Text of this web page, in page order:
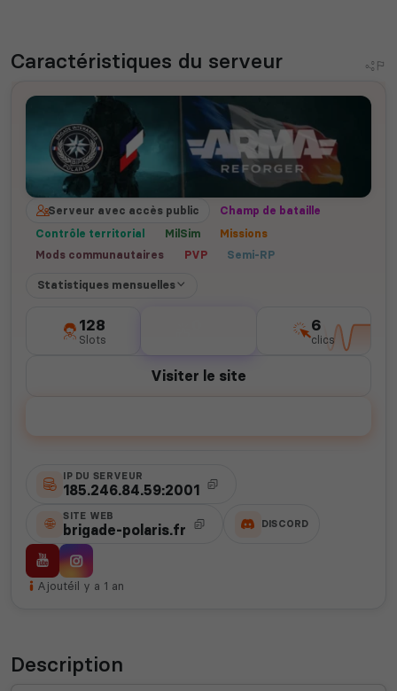
Caractéristiques du serveur
Serveur avec accès public
Champ de bataille
Contrôle territorial
MilSim
Missions
Mods communautaires
PVP Semi-RP
Statistiques mensuelles
128
Slots
6
clics
Visiter le site
IP DU SERVEUR
185.246.84.59:2001
SITE WEB
brigade-polaris.fr DISCORD
Ajoutéil y a 1 an
Description